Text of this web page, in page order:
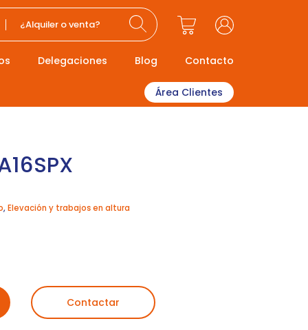
¿Alquiler o venta?
Delegaciones Blog Contacto
Área Clientes
,Elevación y trabajos en altura
Contactar